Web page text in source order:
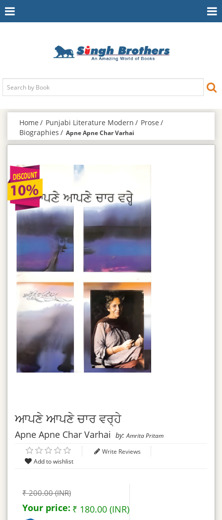
Toggle
Home Punjabi Literature Modern
Prose
Biographies
Apne Apne Char Varhai
ਆਪਣੇ ਆਪਣੇ ਚਾਰ ਵਰ੍ਹੇ
Apne Apne Char Varhai by: Amrita Pritam
Write Reviews
₹ 200.00 (INR)
Your price: ₹ 180.00 (INR)